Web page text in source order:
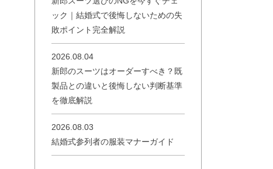
ック｜結婚式で後悔しないための失
敗ポイント完全解説
2026.08.04
新郎のスーツはオーダーすべき？既
製品との違いと後悔しない判断基準
を徹底解説
2026.08.03
結婚式参列者の服装マナーガイド